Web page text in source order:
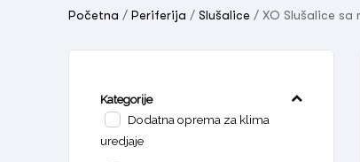
Početna / Periferija / Slušalice / XO Slušalice sa
Kategorije
Dodatna oprema za klima
uredjaje